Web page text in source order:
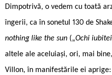
Dimpotrivă, o vedem cu toată
îngerii, ca în sonetul 130 de
nothing like the sun („Ochi
altele ale aceluiași, ori, mai
Villon, în manifestările ei